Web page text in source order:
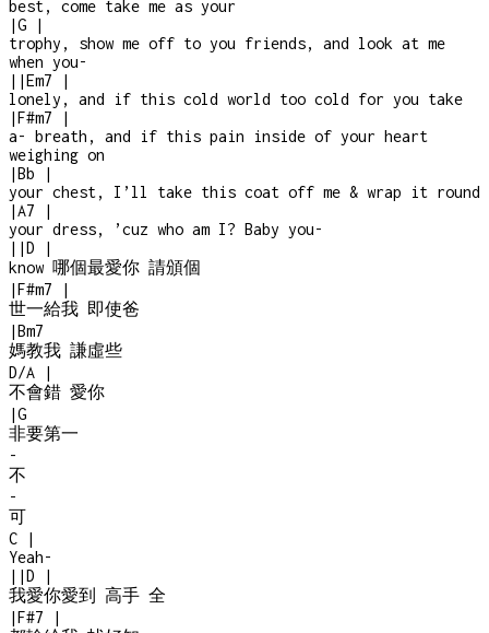
best, come take me as your
|G
|
trophy, show me off to you friends, and look at me
when you-
| |Em7
|
lonely, and if this cold world too cold for you take
|F#m7
|
a- breath, and if this pain inside of your heart
weighing on
|Bb
|
your chest, I’ll take this coat off me & wrap it round
|A7
|
your dress, ’cuz who am I? Baby you-
| |D
|
know 哪個最愛你 請頒個
|F#m7
|
世一給我 即使爸
|Bm7
媽教我 謙虛些
D/A
|
不會錯 愛你
|G
非要第一
-
不
-
可
C
|
Yeah-
| |D
|
我愛你愛到 高手 全
|F#7
|